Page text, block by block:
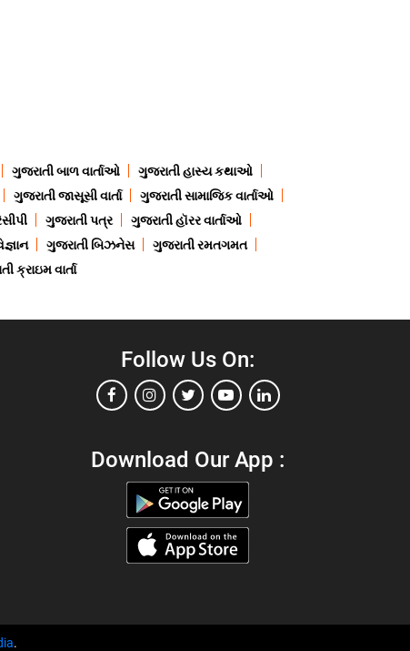
ગુજરાતી બાળ વાર્તાઓ
ગુજરાતી હાસ્ય કથાઓ
ગુજરાતી જાસૂસી વાર્તા
ગુજરાતી સામાજિક વાર્તાઓ
ગુજરાતી પત્ર
ગુજરાતી હૉરર વાર્તાઓ
ગુજરાતી બિઝનેસ
ગુજરાતી રમતગમત
ક્રાઇમ વાર્તા
Follow Us On:
Download Our App :
.